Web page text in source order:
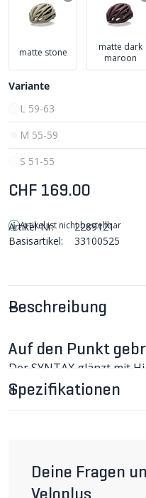
Beschreibung
Auf den Punkt
Der SYNTAX glänzt mit
zu einem sehr attraktiven
SYNTAX MIPS
Anpassungssystem
ausgezeichnete
Spezifikationen
Deine Fragen
matte stone
matte dark
maroon
Variante
L 59-63
M 55-59
S 51-55
CHF 169.00
Artikel ist nicht bestellbar
Artikel-Nr:
2289121
Basisartikel:
33100525